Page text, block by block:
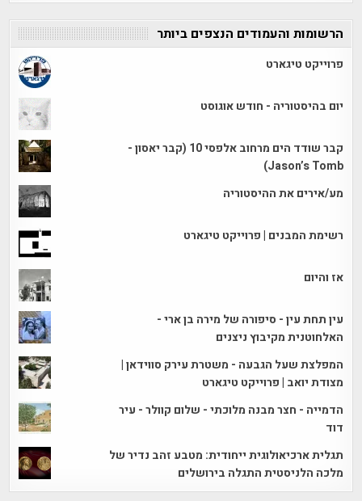
הרשומות והעמודים הנצפים ביותר
פרוייקט טיגארט
יום בהיסטוריה - חודש אוגוסט
קבר שודד הים מרחוב אלפסי 10 (קבר יאסון -
Jason’s Tomb)
מע/אירים את ההיסטוריה
רשימת המבנים | פרוייקט טיגארט
אז והיום
עין תחת עין - סיפורה של מירה בן ארי -
האלחוטנית מקיבוץ ניצנים
המפלצת שעל הגבעה - משטרת עירק סווידאן |
מצודת יואב | פרוייקט טיגארט
הדמייה - חצר מבנה מלוכתי - שלום קוולר - עיר
דוד
תגלית ארכיאולוגית ייחודית: מטבע זהב נדיר של
מלכה הלניסטית התגלה בירושלים